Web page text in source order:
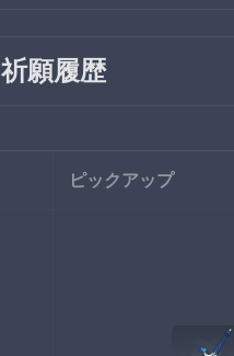
祈願履歴
ピックアップ